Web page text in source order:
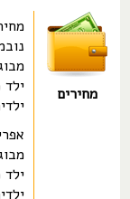
מחירים
מבוגר
ילד
ילדים
מבוגר -
ילד
ילדים